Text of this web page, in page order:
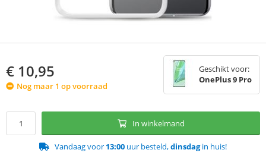
€ 10,95
Nog maar 1 op voorraad
Geschikt voor:
OnePlus 9 Pro
In winkelmand
Vandaag voor 13:00 uur besteld,dinsdagin huis!